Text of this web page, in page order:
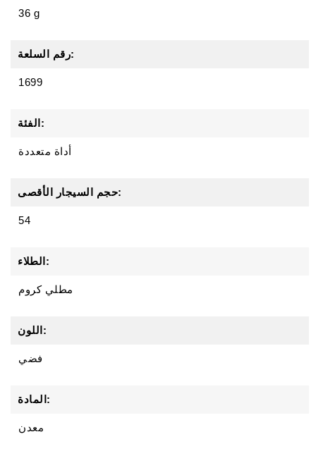
36 g
رقم السلعة:
1699
الفئة:
أداة متعددة
حجم السيجار الأقصى:
54
الطلاء:
مطلي كروم
اللون:
فضي
المادة:
معدن